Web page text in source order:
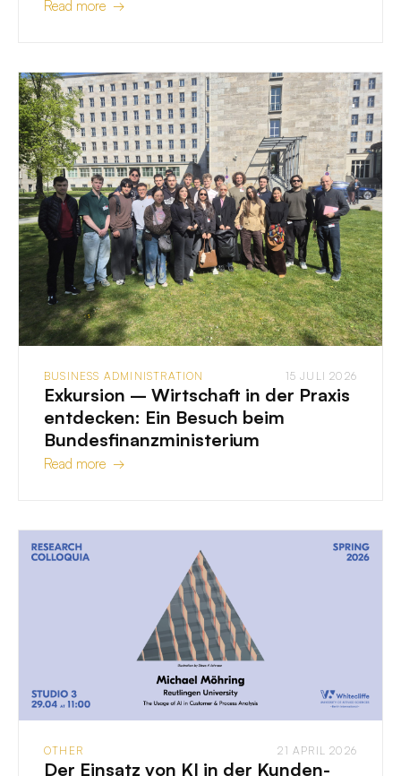
Read more →
BUSINESS ADMINISTRATION 15 JULI 2026
Exkursion – Wirtschaft in der Praxis
entdecken: Ein Besuch beim
Bundesfinanzministerium
Read more →
OTHER 21 APRIL 2026
Der Einsatz von KI in der Kunden-